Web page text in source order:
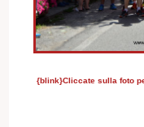
{blink}Cliccate sulla foto